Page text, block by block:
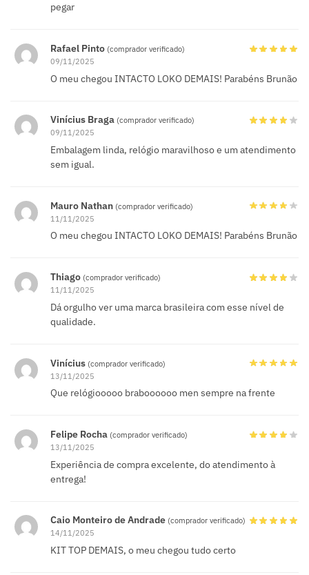
pegar
Rafael Pinto (comprador verificado)
09/11/2025
O meu chegou INTACTO LOKO DEMAIS! Parabéns Brunão
Vinícius Braga (comprador verificado)
09/11/2025
Embalagem linda, relógio maravilhoso e um atendimento
sem igual.
Mauro Nathan (comprador verificado)
11/11/2025
O meu chegou INTACTO LOKO DEMAIS! Parabéns Brunão
Thiago (comprador verificado)
11/11/2025
Dá orgulho ver uma marca brasileira com esse nível de
qualidade.
Vinícius (comprador verificado)
13/11/2025
Que relógiooooo braboooooo men sempre na frente
Felipe Rocha (comprador verificado)
13/11/2025
Experiência de compra excelente, do atendimento à
entrega!
Caio Monteiro de Andrade (comprador verificado)
14/11/2025
KIT TOP DEMAIS, o meu chegou tudo certo